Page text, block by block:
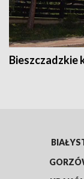
Bieszczadzkie